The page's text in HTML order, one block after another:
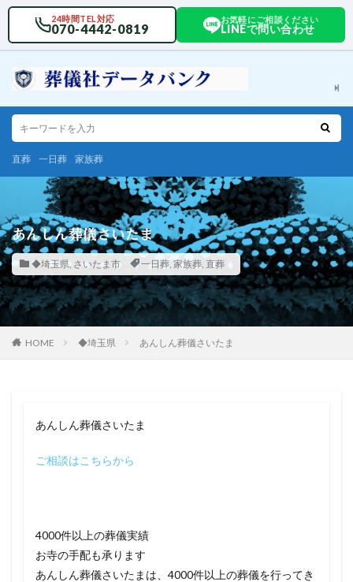
24時間TEL対応
070-4442-0819
お気軽にご相談ください
LINEで問い合わせ
直葬 一日葬 家族葬
あんしん葬儀さいたま
◆埼玉県, さいたま市 一日葬, 家族葬, 直葬
HOME ◆埼玉県 あんしん葬儀さいたま
あんしん葬儀さいたま
ご相談はこちらから
4000件以上の葬儀実績
お寺の手配も承ります
あんしん葬儀さいたまは、4000件以上の葬儀を行ってき